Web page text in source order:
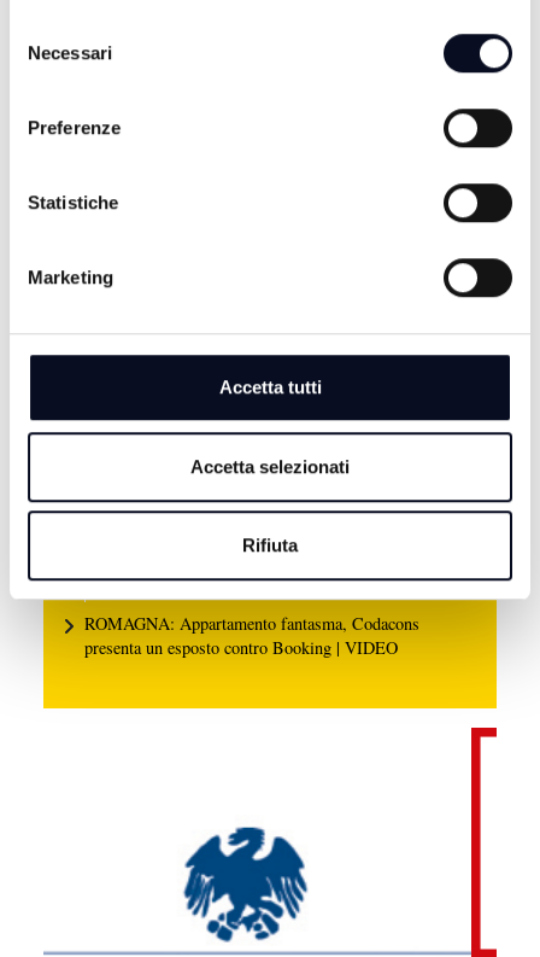
delNecessari
Preferenze
Statistiche
Marketing
Accetta tutti
Accetta selezionati
Rifiuta
sera al Savio | VIDEO
RAVENNA: Fine cantieri PNRR, 45mln per le scuole,
"motore di rilancio" | VIDEO
ROMAGNA: Appartamento fantasma, Codacons
presenta un esposto contro Booking | VIDEO